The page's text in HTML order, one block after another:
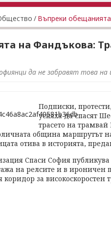
/ Въпреки
на Фандъкова:
да не забравят това на
Подписки,
успяха да спасят
трасето на
община маршрутът
отива в историята,
Спаси София
на релсите и в ироничен
за високоскоростен